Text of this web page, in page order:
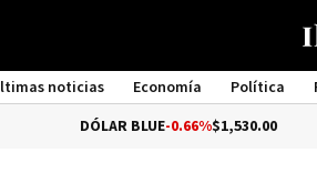
noticias Economía Política
DÓLAR BLUE-0.66%$1,530.00